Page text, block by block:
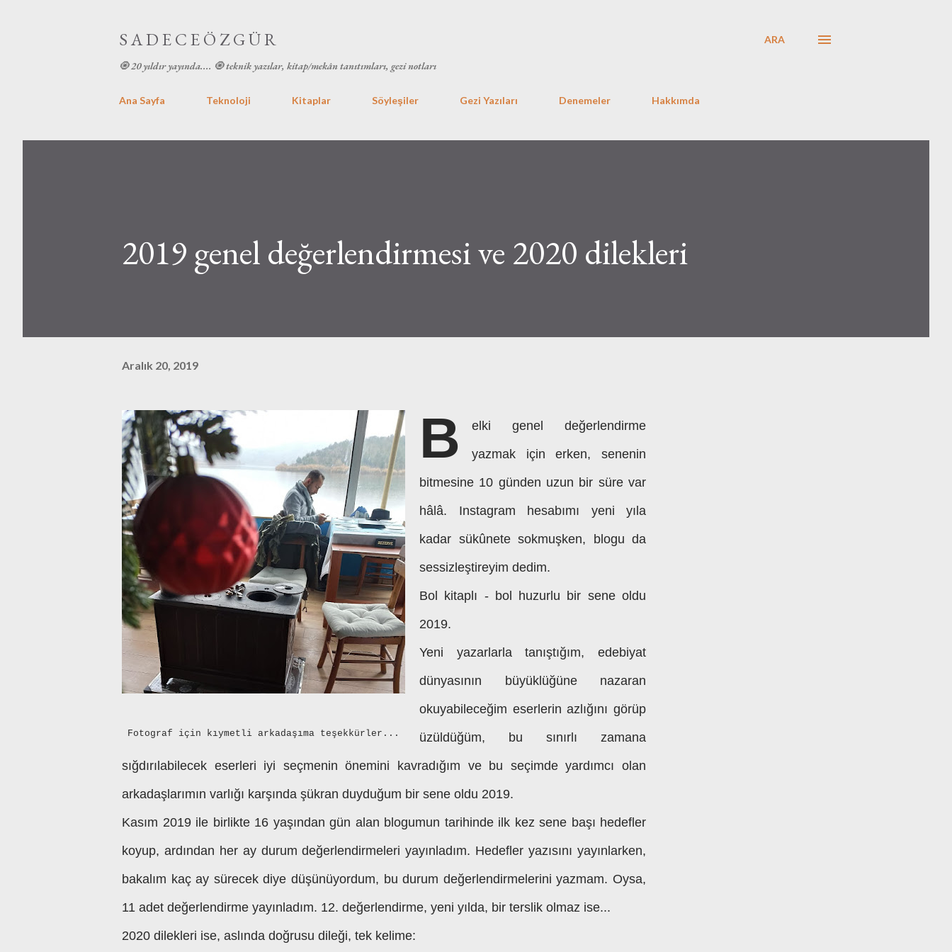
S A D E C E Ö Z G Ü R
🧿 20 yıldır yayında.... 🧿 teknik yazılar, kitap/mekân tanıtımları, gezi notları
ARA
Ana Sayfa Teknoloji Kitaplar Söyleşiler Gezi Yazıları Denemeler Hakkımda
2019 genel değerlendirmesi ve 2020 dilekleri
Aralık 20, 2019
Fotograf için kıymetli arkadaşıma teşekkürler...
B
elki genel değerlendirme
yazmak için erken, senenin
bitmesine 10 günden uzun bir süre var
hâlâ. Instagram hesabımı yeni yıla
kadar sükûnete sokmuşken, blogu da
sessizleştireyim dedim.
Bol kitaplı - bol huzurlu bir sene oldu
2019.
Yeni yazarlarla tanıştığım, edebiyat
dünyasının büyüklüğüne nazaran
okuyabileceğim eserlerin azlığını görüp
üzüldüğüm, bu sınırlı zamana
sığdırılabilecek eserleri iyi seçmenin önemini kavradığım ve bu seçimde yardımcı olan
arkadaşlarımın varlığı karşında şükran duyduğum bir sene oldu 2019.
Kasım 2019 ile birlikte 16 yaşından gün alan blogumun tarihinde ilk kez sene başı hedefler
koyup, ardından her ay durum değerlendirmeleri yayınladım. Hedefler yazısını yayınlarken,
bakalım kaç ay sürecek diye düşünüyordum, bu durum değerlendirmelerini yazmam. Oysa,
11 adet değerlendirme yayınladım. 12. değerlendirme, yeni yılda, bir terslik olmaz ise...
2020 dilekleri ise, aslında doğrusu dileği, tek kelime: